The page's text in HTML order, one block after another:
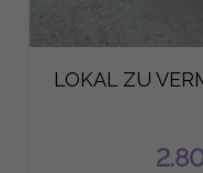
LOKAL ZU